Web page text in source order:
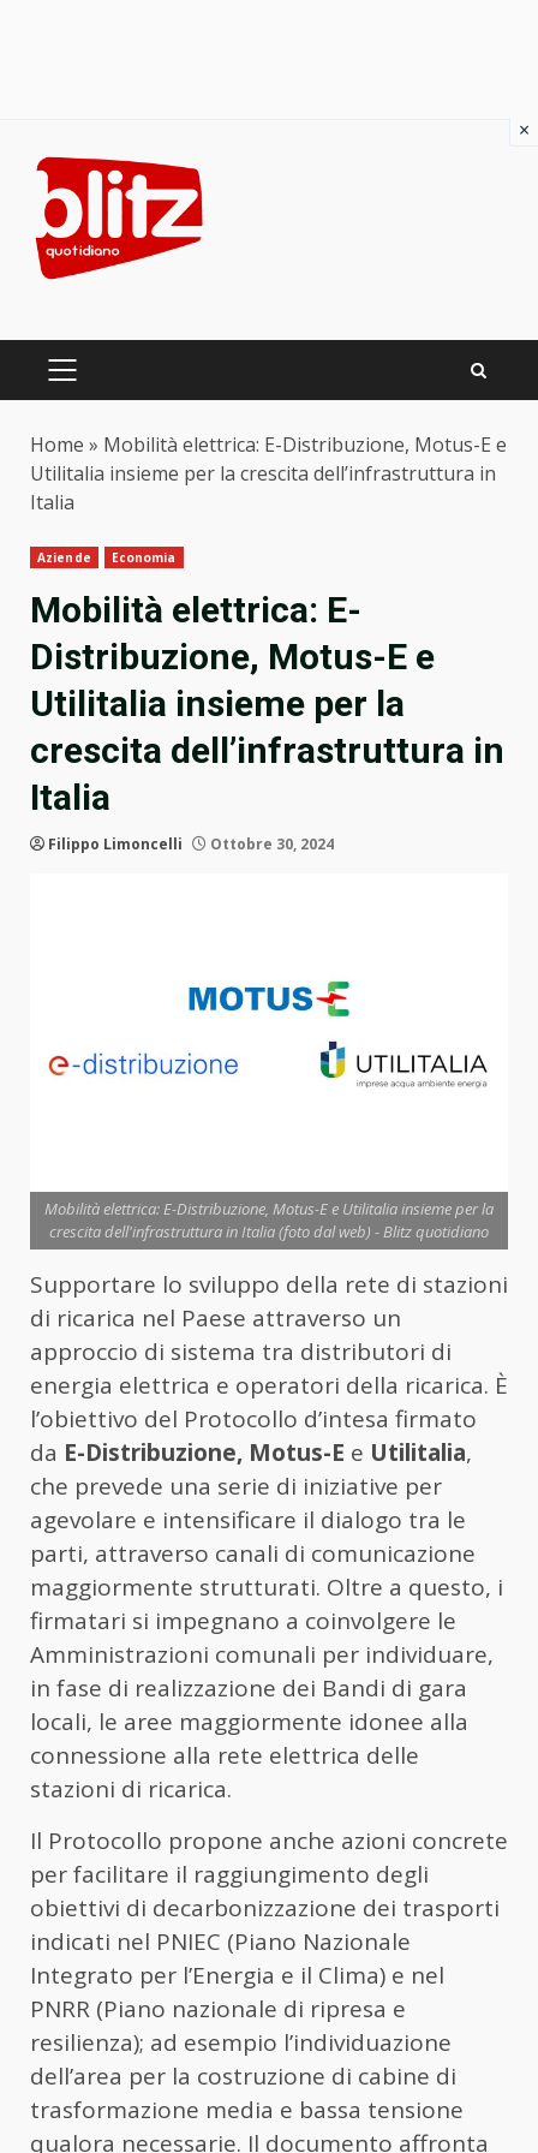
content
PRIMARY
Home » Mobilità elettrica: E-Distribuzione, Motus-E e
Utilitalia insieme per la crescita dell’infrastruttura in
Italia
Aziende Economia
Mobilità elettrica: E-
Distribuzione, Motus-E e
Utilitalia insieme per la
crescita dell’infrastruttura in
Italia
Filippo Limoncelli Ottobre 30, 2024
Mobilità elettrica: E-Distribuzione, Motus-E e Utilitalia insieme per la
crescita dell'infrastruttura in Italia (foto dal web) - Blitz quotidiano
Supportare lo sviluppo della rete di stazioni
di ricarica nel Paese attraverso un
approccio di sistema tra distributori di
energia elettrica e operatori della ricarica. È
l’obiettivo del Protocollo d’intesa firmato
da E-Distribuzione, Motus-E e Utilitalia,
che prevede una serie di iniziative per
agevolare e intensificare il dialogo tra le
parti, attraverso canali di comunicazione
maggiormente strutturati. Oltre a questo, i
firmatari si impegnano a coinvolgere le
Amministrazioni comunali per individuare,
in fase di realizzazione dei Bandi di gara
locali, le aree maggiormente idonee alla
connessione alla rete elettrica delle
stazioni di ricarica.
Il Protocollo propone anche azioni concrete
per facilitare il raggiungimento degli
obiettivi di decarbonizzazione dei trasporti
indicati nel PNIEC (Piano Nazionale
Integrato per l’Energia e il Clima) e nel
PNRR (Piano nazionale di ripresa e
resilienza); ad esempio l’individuazione
dell’area per la costruzione di cabine di
trasformazione media e bassa tensione
qualora necessarie. Il documento affronta
×